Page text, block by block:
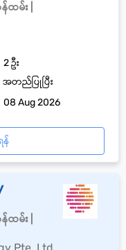
ထမ်း |
အတည်ပြုပြီး
2 ဦး
08 Aug 2026
န်
ထမ်း |